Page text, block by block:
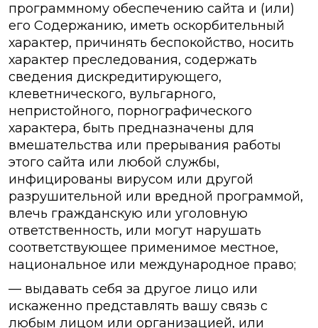
программному обеспечению сайта и (или)
его Содержанию, иметь оскорбительный
характер, причинять беспокойство, носить
характер преследования, содержать
сведения дискредитирующего,
клеветнического, вульгарного,
непристойного, порнографического
характера, быть предназначены для
вмешательства или прерывания работы
этого сайта или любой службы,
инфицированы вирусом или другой
разрушительной или вредной программой,
влечь гражданскую или уголовную
ответственность, или могут нарушать
соответствующее применимое местное,
национальное или международное право;
— выдавать себя за другое лицо или
искаженно представлять вашу связь с
любым лицом или организацией, или